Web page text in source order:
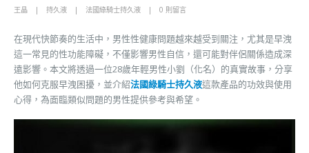
王晶 持久液 法國綠騎士持久液 0 則留言
在現代快節奏的生活中，男性性健康問題越來越受到關注，尤其是早洩
這一常見的性功能障礙，不僅影響男性自信，還可能對伴侶關係造成深
遠影響。本文將透過一位28歲年輕男性小劉（化名）的真實故事，分享
他如何克服早洩困擾，並介紹法國綠騎士持久液這款產品的功效與使用
心得，為面臨類似問題的男性提供參考與希望。